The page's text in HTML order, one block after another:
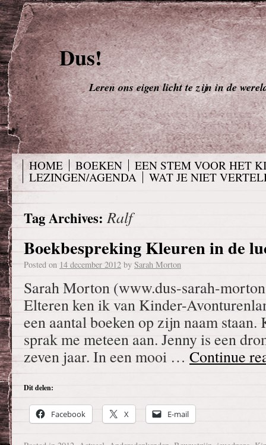
Dus!
Leren ons eigen licht te zijn in de
HOME BOEKEN
EEN STEM VOOR HET
LEZINGEN/AGENDA
WAT JE NIET
Tag Archives:Ralf
Boekbespreking Kleuren in de
Posted on 14 december 2012 by Sarah Morton
Sarah Morton (www.dus-sarah-
Elteren ken ik van Kinder-
een aantal boeken op zijn naam
sprak me meteen aan. Jenny is een
zeven jaar. In een mooi … Continue
Dit delen:
Facebook X E-mail